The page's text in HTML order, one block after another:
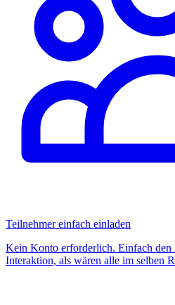
Teilnehmer einfach einladen
Kein Konto erforderlich. Einfach
Interaktion, als wären alle im selben